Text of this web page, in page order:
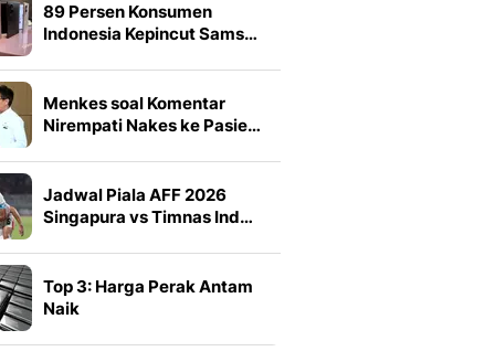
89 Persen Konsumen
Indonesia Kepincut Sams…
Menkes soal Komentar
Nirempati Nakes ke Pasie…
Jadwal Piala AFF 2026
Singapura vs Timnas Ind…
Top 3: Harga Perak Antam
Naik